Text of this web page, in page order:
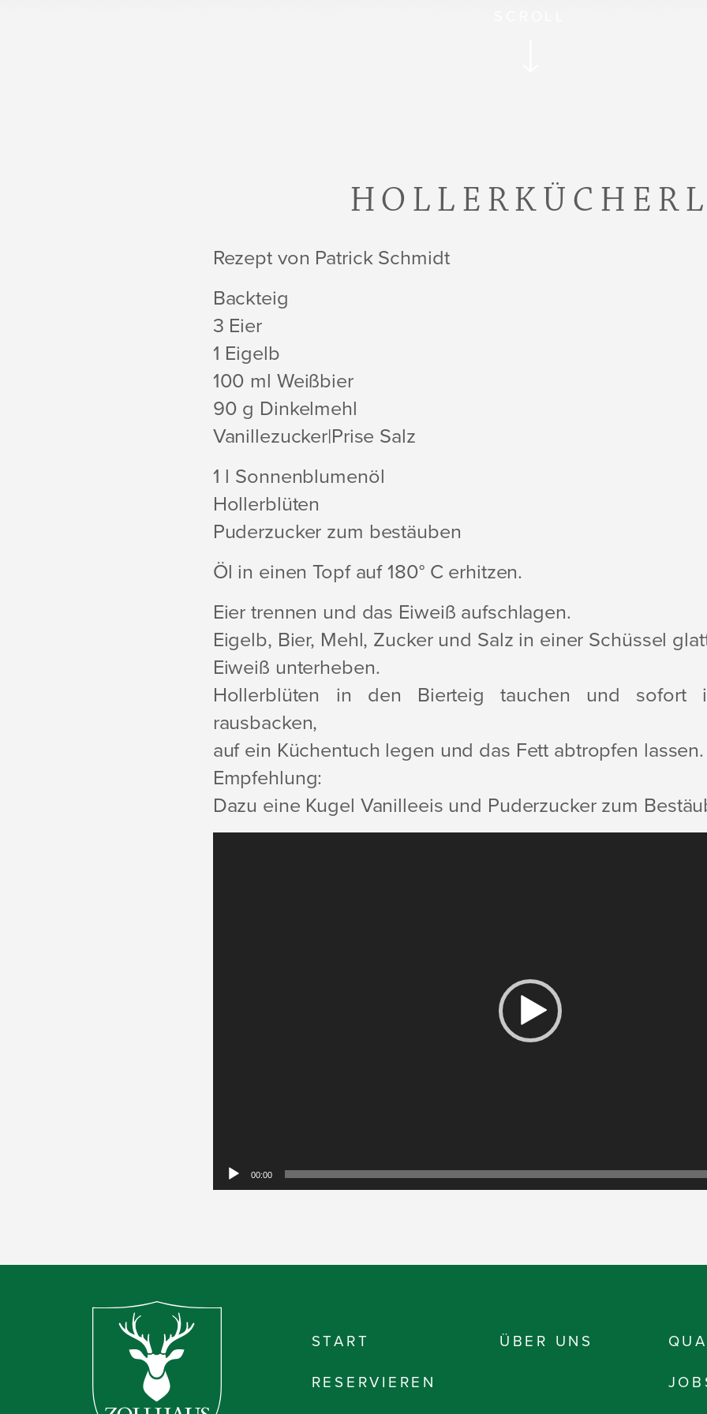
Rezept von Patrick Schmidt
Backteig
3 Eier
1 Eigelb
100 ml Weißbier
90 g Dinkelmehl
Vanillezucker|Prise Salz
1 l Sonnenblumenöl
Hollerblüten
Puderzucker zum bestäuben
Öl in einen Topf auf 180° C erhitzen.
Eier trennen und das Eiweiß aufschlagen.
Eigelb, Bier, Mehl, Zucker und Salz in einer Schüssel
Eiweiß unterheben.
Hollerblüten in den Bierteig tauchen und sofort
rausbacken,
auf ein Küchentuch legen und das Fett abtropfen lassen.
Empfehlung:
Dazu eine Kugel Vanilleeis und Puderzucker zum
00:00
START
RESERVIEREN
ÜBER UNS